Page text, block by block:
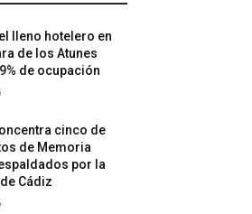
lleno hotelero en
de los Atunes
de ocupación
cinco de
de Memoria
por la
Cádiz